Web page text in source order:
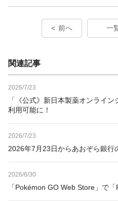
前へ 一
関連記事
2026/7/23
「《公式》新日本製薬オンライ
利用可能に！
2026/7/23
2026年7月23日からあおぞら銀行
2026/6/30
「Pokémon GO Web Store」で